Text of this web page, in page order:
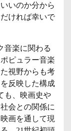
いのか分から
ければ幸いで
音楽に関わる
ピュラー音楽
視野からも考
反映した構成
も、映画史や
会との関係に
画を通して現